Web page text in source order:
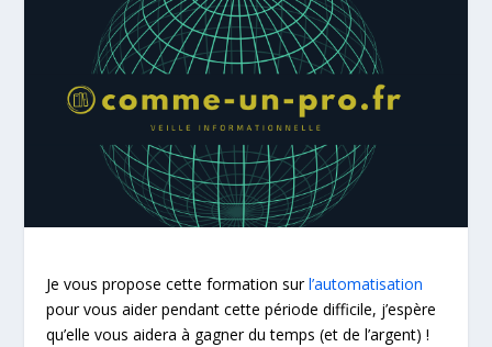
Je vous propose cette formation surl’automatisation
pour vous aider pendant cette période difficile, j’espère
qu’elle vous aidera à gagner du temps (et de l’argent) !